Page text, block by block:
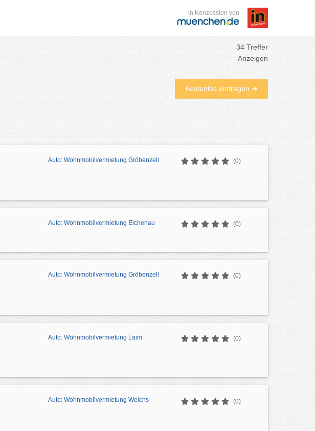
in Konzession von
34 Treffer
Anzeigen
Kostenlos eintragen ➜
Auto: Wohnmobilvermietung Gröbenzell (0)
Auto: Wohnmobilvermietung Eichenau (0)
Auto: Wohnmobilvermietung Gröbenzell (0)
Auto: Wohnmobilvermietung Laim (0)
Auto: Wohnmobilvermietung Weichs (0)